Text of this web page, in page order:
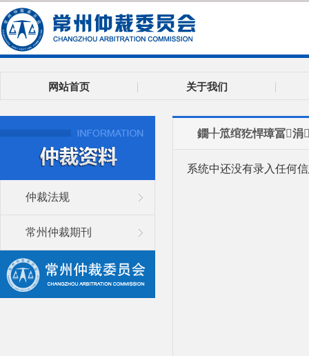
网站首页 关于我们
鐗╀笟绾犵悍璋冨涓
系统中还没有录入任何
仲裁法规
常州仲裁期刊